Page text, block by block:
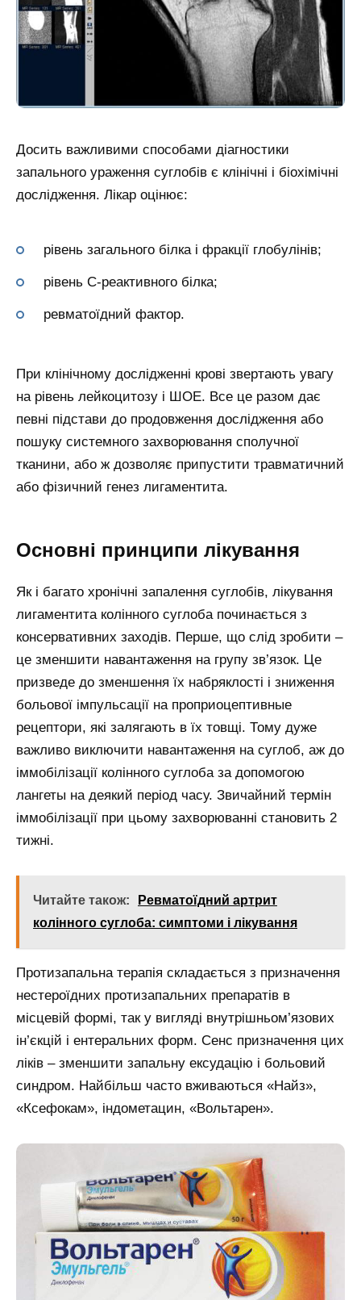
Досить важливими способами діагностики
запального ураження суглобів є клінічні і біохімічні
дослідження. Лікар оцінює:
рівень загального білка і фракції глобулінів;
рівень С-реактивного білка;
ревматоїдний фактор.
При клінічному дослідженні крові звертають увагу
на рівень лейкоцитозу і ШОЕ. Все це разом дає
певні підстави до продовження дослідження або
пошуку системного захворювання сполучної
тканини, або ж дозволяє припустити травматичний
або фізичний генез лигаментита.
Основні принципи лікування
Як і багато хронічні запалення суглобів, лікування
лигаментита колінного суглоба починається з
консервативних заходів. Перше, що слід зробити –
це зменшити навантаження на групу зв’язок. Це
призведе до зменшення їх набряклості і зниження
больової імпульсації на проприоцептивные
рецептори, які залягають в їх товщі. Тому дуже
важливо виключити навантаження на суглоб, аж до
іммобілізації колінного суглоба за допомогою
лангеты на деякий період часу. Звичайний термін
іммобілізації при цьому захворюванні становить 2
тижні.
Читайте також:
Ревматоїдний артрит
колінного суглоба: симптоми і лікування
Протизапальна терапія складається з призначення
нестероїдних протизапальних препаратів в
місцевій формі, так у вигляді внутрішньом’язових
ін’єкцій і ентеральних форм. Сенс призначення цих
ліків – зменшити запальну ексудацію і больовий
синдром. Найбільш часто вживаються «Найз»,
«Ксефокам», індометацин, «Вольтарен».